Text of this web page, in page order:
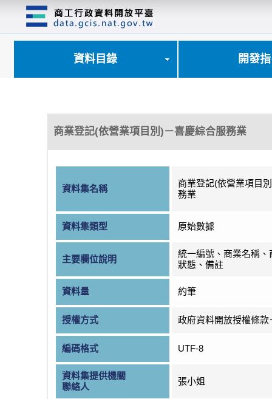
資料目錄 開發
商業登記(依營業項目別)－喜慶綜合服務業
資料集名稱
商業登記(依營業項目
務業
資料集類型 原始數據
主要欄位說明
統一編號、商業名稱、
狀態、備註
資料量 約筆
授權方式 政府資料開放授權條款
編碼格式 UTF-8
資料集提供機關
聯絡人
張小姐